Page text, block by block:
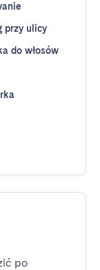
przy ulicy
do włosów
po